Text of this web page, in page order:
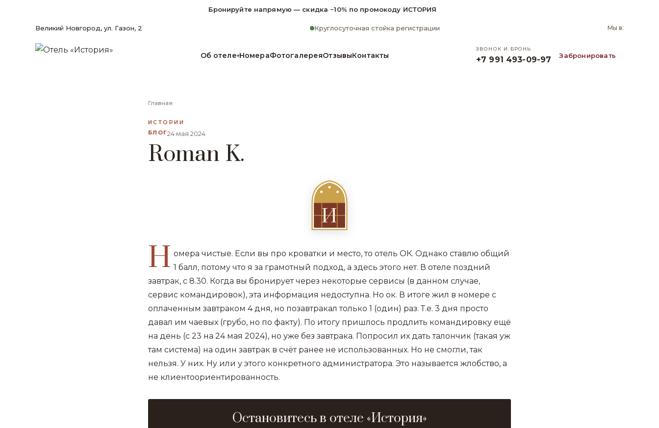
Бронируйте напрямую — скидка −10% по промокоду ИСТОРИЯ
Великий Новгород, ул. Газон, 2 Круглосуточная стойка регистрации Мы в:
Об отеле▾НомераФотогалереяОтзывыКонтакты
ЗВОНОК И БРОНЬ
+7 991 493-09-97 Забронировать
Главная
ИСТОРИИ
БЛОГ24 мая 2024
Roman K.
И
Н омера чистые. Если вы про кроватки и место, то отель ОК. Однако ставлю общий
1 балл, потому что я за грамотный подход, а здесь этого нет. В отеле поздний
завтрак, с 8.30. Когда вы бронирует через некоторые сервисы (в данном случае,
сервис командировок), эта информация недоступна. Но ок. В итоге жил в номере с
оплаченным завтраком 4 дня, но позавтракал только 1 (один) раз. Т.е. 3 дня просто
давал им чаевых (грубо, но по факту). По итогу пришлось продлить командировку ещё
на день (с 23 на 24 мая 2024), но уже без завтрака. Попросил их дать талончик (такая уж
там система) на один завтрак в счёт ранее не использованных. Но не смогли, так
нельзя. У них. Ну или у этого конкретного администратора. Это называется жлобство, а
не клиентоориентированность.
Остановитесь в отеле «История»